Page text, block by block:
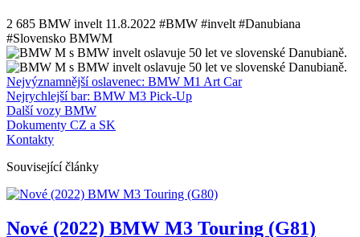
2 685 BMW invelt 11.8.2022 #BMW #invelt #Danubiana
#Slovensko BMWM
Nejvýznamnější oslavenec: BMW M1 Art Car
Nejrychlejší bar: BMW M3 Pick-Up
Další vozy BMW
Dokumenty CZ a SK
Kontakty
Související články
Nové (2022) BMW M3 Touring (G81)